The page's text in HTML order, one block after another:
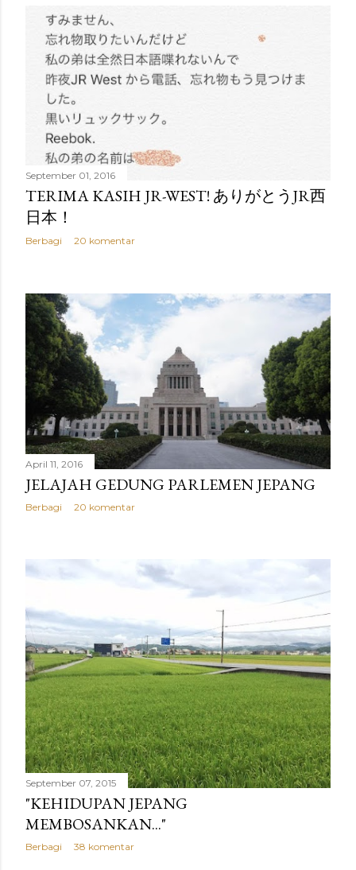
September 01, 2016
TERIMA KASIH JR-WEST! ありがとうJR西
日本！
Berbagi 20 komentar
April 11, 2016
JELAJAH GEDUNG PARLEMEN JEPANG
Berbagi 20 komentar
September 07, 2015
"KEHIDUPAN JEPANG
MEMBOSANKAN..."
Berbagi 38 komentar